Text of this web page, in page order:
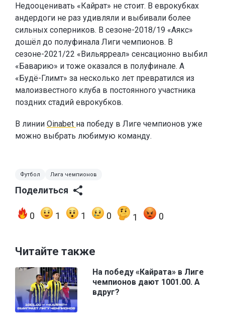
Недооценивать «Кайрат» не стоит. В еврокубках
андердоги не раз удивляли и выбивали более
сильных соперников. В сезоне-2018/19 «Аякс»
дошёл до полуфинала Лиги чемпионов. В
сезоне-2021/22 «Вильярреал» сенсационно выбил
«Баварию» и тоже оказался в полуфинале. А
«Будё-Глимт» за несколько лет превратился из
малоизвестного клуба в постоянного участника
поздних стадий еврокубков.
В линии Oinabet на победу в Лиге чемпионов уже
можно выбрать любимую команду.
Футбол Лига чемпионов
Поделиться
0 1 1 0 1 0
Читайте также
На победу «Кайрата» в Лиге
чемпионов дают 1001.00. А
вдруг?